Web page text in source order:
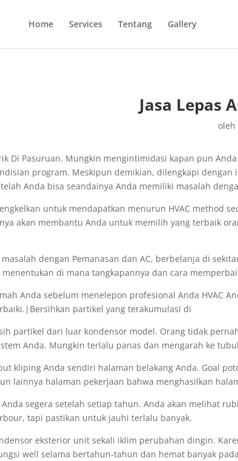
Home Services Tentang Gallery
Jasa Lepas
oleh
Di Pasuruan. Mungkin mengintimidasi kapan pun
program. Meskipun demikian, dilengkapi
Anda bisa seandainya Anda memiliki masalah
untuk mendapatkan menurun HVAC method
akan membantu Anda untuk memilih yang terbaik
masalah dengan Pemanasan dan AC, berbelanja di
di mana tangkapannya dan cara
Anda sebelum menelepon profesional Anda HVAC
partikel yang terakumulasi di
partikel dari luar kondensor model. Orang tidak
Anda. Mungkin terlalu panas dan mengarah ke
kliping Anda sendiri halaman belakang Anda. Goal
lainnya halaman pekerjaan bahwa menghasilkan
segera setelah setiap tahun. Anda akan melihat
tapi pastikan untuk jauhi terlalu banyak.
eksterior unit sekali iklim perubahan dingin.
well selama bertahun-tahun dan hemat banyak